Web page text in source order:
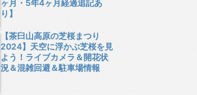
ヶ月・5年4ヶ月経過追記あ
り】
【茶臼山高原の芝桜まつり
2024】天空に浮かぶ芝桜を見
よう！ライブカメラ＆開花状
況＆混雑回避＆駐車場情報